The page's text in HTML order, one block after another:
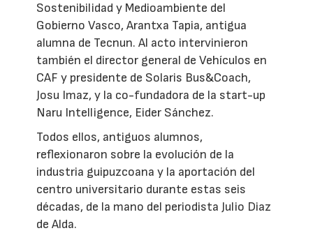
Sostenibilidad y Medioambiente del
Gobierno Vasco, Arantxa Tapia, antigua
alumna de Tecnun. Al acto intervinieron
también el director general de Vehículos en
CAF y presidente de Solaris Bus&Coach,
Josu Imaz, y la co-fundadora de la start-up
Naru Intelligence, Eider Sánchez.
Todos ellos, antiguos alumnos,
reflexionaron sobre la evolución de la
industria guipuzcoana y la aportación del
centro universitario durante estas seis
décadas, de la mano del periodista Julio Diaz
de Alda.